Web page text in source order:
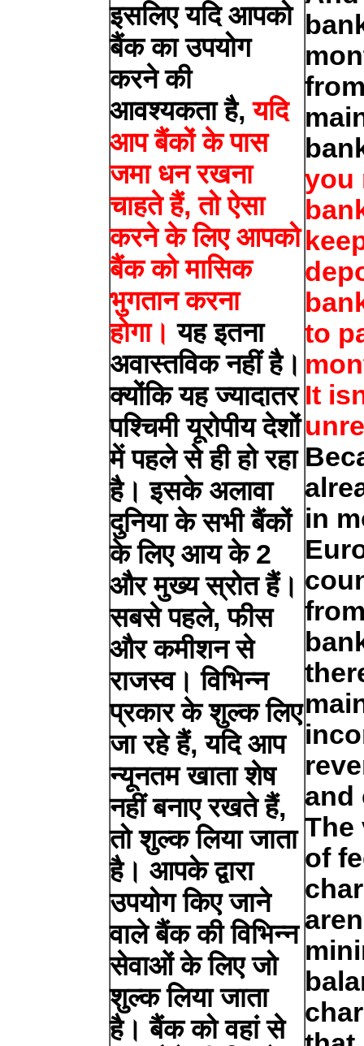
इसलिए यदि आपको
बैंक का उपयोग
करने की
आवश्यकता है,यदि
आप बैंकों के पास
जमा धन रखना
चाहते हैं, तो ऐसा
करने के लिए आपको
बैंक को मासिक
भुगतान करना
होगा। यह इतना
अवास्तविक नहीं है।
क्योंकि यह ज्यादातर
पश्चिमी यूरोपीय देशों
में पहले से ही हो रहा
है। इसके अलावा
दुनिया के सभी बैंकों
के लिए आय के 2
और मुख्य स्रोत हैं।
सबसे पहले, फीस
और कमीशन से
राजस्व। विभिन्न
प्रकार के शुल्क लिए
जा रहे हैं, यदि आप
न्यूनतम खाता शेष
नहीं बनाए रखते हैं,
तो शुल्क लिया जाता
है। आपके द्वारा
उपयोग किए जाने
वाले बैंक की विभिन्न
सेवाओं के लिए जो
शुल्क लिया जाता
है। बैंक को वहां से
you
to
It
in
and
The
of